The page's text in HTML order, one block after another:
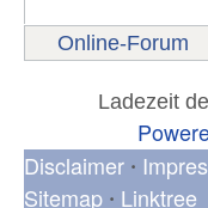
Online-Forum
Ladezeit
Disclaimer •
Sitemap • Linktree